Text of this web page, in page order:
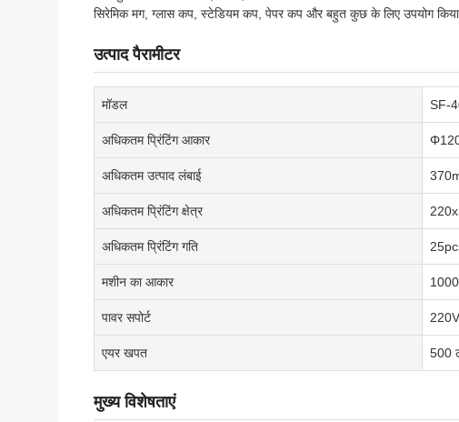
सिरेमिक मग, ग्लास कप, स्टेडियम कप, पेपर कप और बहुत कुछ के लिए उपयोग किया
उत्पाद पैरामीटर
मॉडल SF-
अधिकतम प्रिंटिंग आकार
अधिकतम उत्पाद लंबाई
अधिकतम प्रिंटिंग क्षेत्र
अधिकतम प्रिंटिंग गति
मशीन का आकार
पावर सपोर्ट
एयर खपत 500
मुख्य विशेषताएं